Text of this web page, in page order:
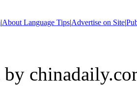
|About Language Tips|Advertise on Site|